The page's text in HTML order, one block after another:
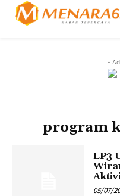
-
program
LP3
05/07/